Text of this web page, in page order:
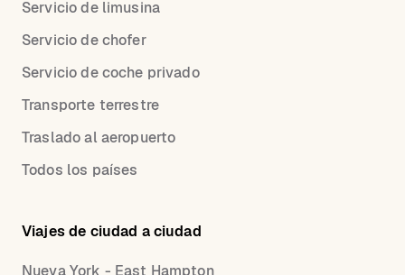
Servicio de limusina
Servicio de chofer
Servicio de coche privado
Transporte terrestre
Traslado al aeropuerto
Todos los países
Viajes de ciudad a ciudad
Nueva York - East Hampton